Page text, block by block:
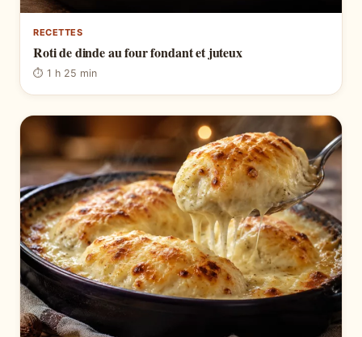
RECETTES
Roti de dinde au four fondant et juteux
⏱ 1 h 25 min